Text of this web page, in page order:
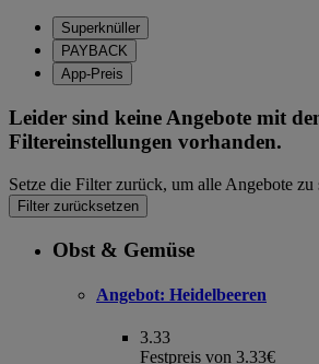
Superknüller
PAYBACK
App-Preis
Leider sind keine Angebote mit
Filtereinstellungen vorhanden.
Setze die Filter zurück, um alle Angebote zu
Filter zurücksetzen
Obst & Gemüse
Angebot: Heidelbeeren
3.33
Festpreis von 3.33€